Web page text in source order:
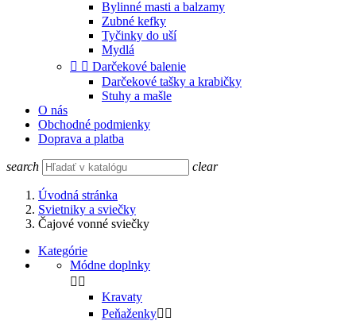
Bylinné masti a balzamy
Zubné kefky
Tyčinky do uší
Mydlá
  Darčekové balenie
Darčekové tašky a krabičky
Stuhy a mašle
O nás
Obchodné podmienky
Doprava a platba
search clear
Úvodná stránka
Svietniky a sviečky
Čajové vonné sviečky
Kategórie
Módne doplnky
 
Kravaty
Peňaženky 